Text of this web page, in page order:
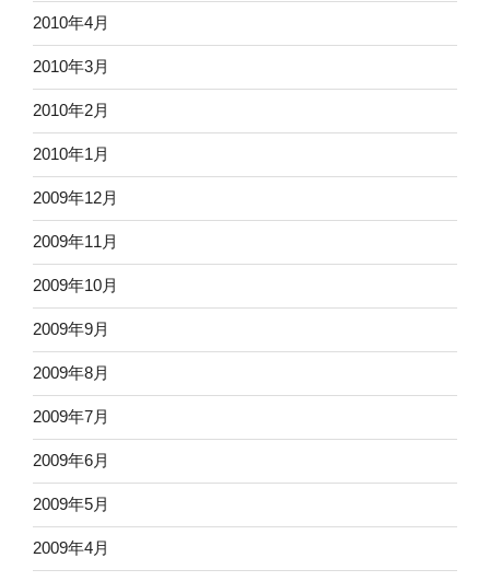
2010年4月
2010年3月
2010年2月
2010年1月
2009年12月
2009年11月
2009年10月
2009年9月
2009年8月
2009年7月
2009年6月
2009年5月
2009年4月